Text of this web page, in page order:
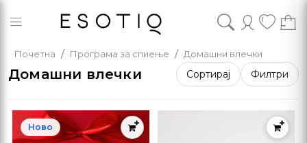
Почетна Програма за спиење Домашни влечки
Домашни влечки Сортирај Филтри
Ново